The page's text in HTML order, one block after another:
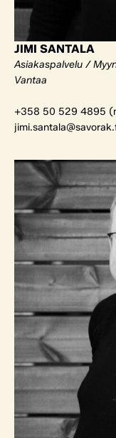
JIMI SANTALA
Asiakaspalvelu /
Vantaa
+358 50 529 4895